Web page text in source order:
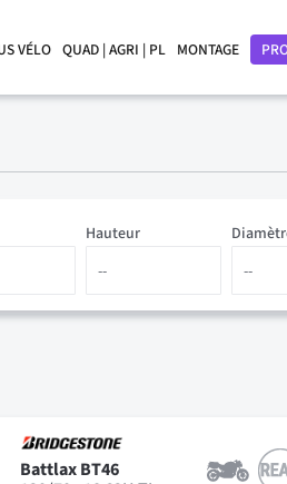
VÉLO QUAD | AGRI | PL MONTAGE
Hauteur
Battlax BT46